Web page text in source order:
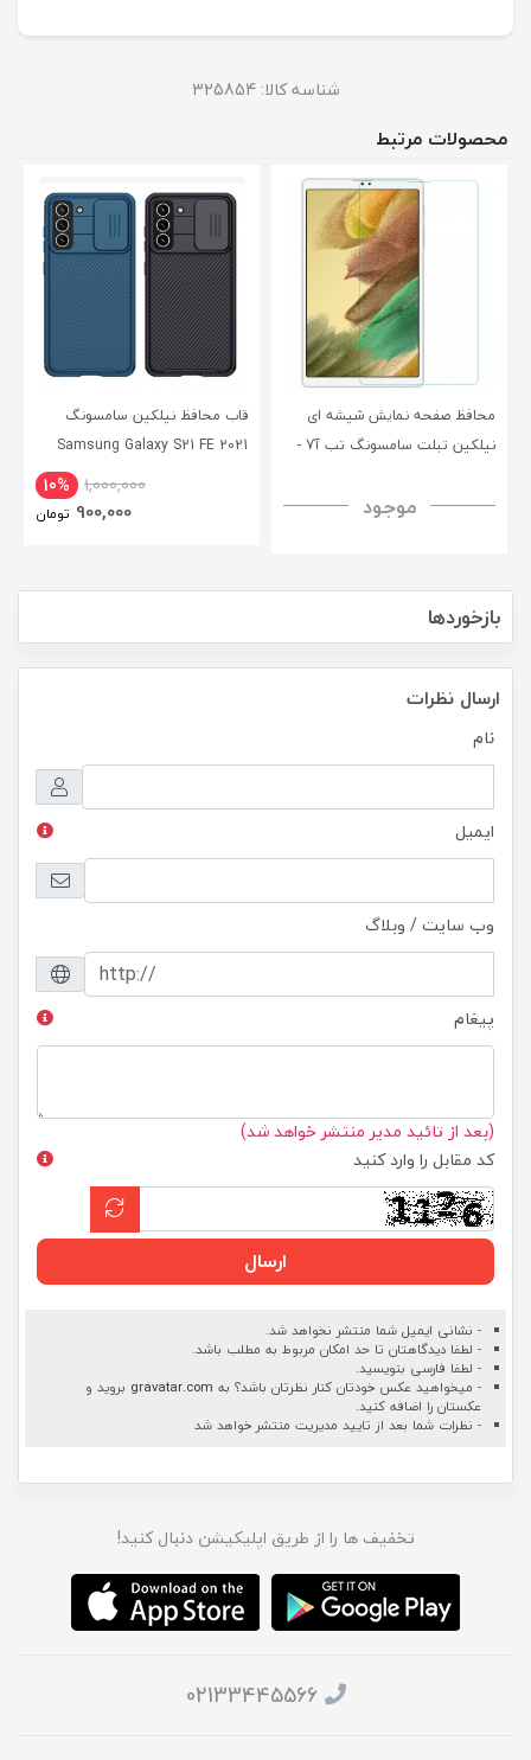
شناسه کالا: 325854
محصولات مرتبط
محافظ صفحه نمایش شیشه ای
نیلکین تبلت سامسونگ تب آ7 -
H+ Anti-explosion Tempered
موجود
قاب محافظ نیلکین سامسونگ
Samsung Galaxy S21 FE 2021
10% 1,000,000
900,000 تومان
بازخوردها
ارسال نظرات
نام
ایمیل
وب سایت / وبلاگ
پیغام
(بعد از تائید مدیر منتشر خواهد شد)
کد مقابل را وارد کنید
ارسال
- نشانی ایمیل شما منتشر نخواهد شد.
- لطفا دیدگاهتان تا حد امکان مربوط به مطلب باشد.
- لطفا فارسی بنویسید.
- میخواهید عکس خودتان کنار نظرتان باشد؟ به gravatar.com بروید و
عکستان را اضافه کنید.
- نظرات شما بعد از تایید مدیریت منتشر خواهد شد
تخفیف ها را از طریق اپلیکیشن دنبال کنید!
02133445566